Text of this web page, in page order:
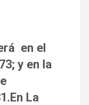
en el
y en la
La